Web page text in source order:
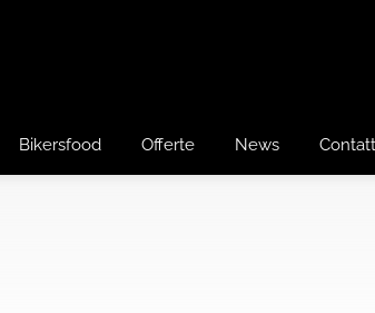
Bikersfood Offerte News